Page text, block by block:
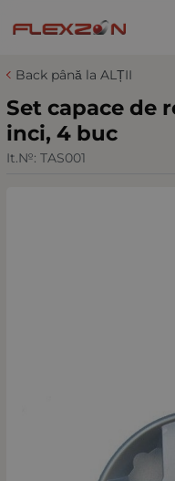
Back până la ALȚII
Set capace de
inci, 4 buc
It.№: TAS001